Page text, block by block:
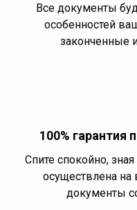
Все документы
особенностей
законченные
100% гарантия
Спите спокойно,
осуществлена
документы